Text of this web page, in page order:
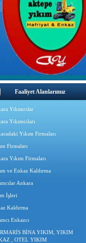
Faaliyet Alanlarımız
Yıkımcılar
Yıkımcıları
Yıkım Firmaları
Firmaları
Yıkım Firmaları
ve Enkaz Kaldırma
Ankara
İşleri
Kaldırma
Enkazcı
BİNA YIKIM, YIKIM
, OTEL YIKIM